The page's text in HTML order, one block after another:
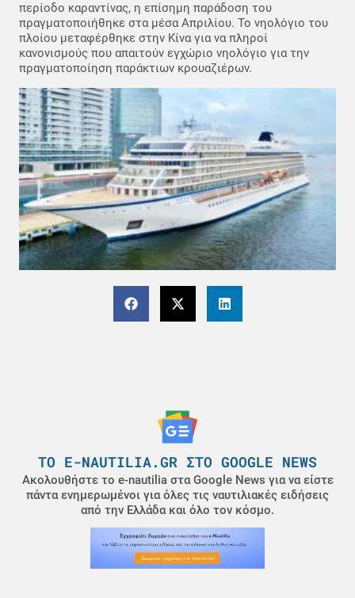
περίοδο καραντίνας, η επίσημη παράδοση του
πραγματοποιήθηκε στα μέσα Απριλίου. Το νηολόγιο του
πλοίου μεταφέρθηκε στην Κίνα για να πληροί
κανονισμούς που απαιτούν εγχώριο νηολόγιο για την
πραγματοποίηση παράκτιων κρουαζιέρων.
ΤΟ E-NAUTILIA.GR ΣΤΟ GOOGLE NEWS
Ακολουθήστε το e-nautilia στα Google News για να είστε
πάντα ενημερωμένοι για όλες τις ναυτιλιακές ειδήσεις
από την Ελλάδα και όλο τον κόσμο.